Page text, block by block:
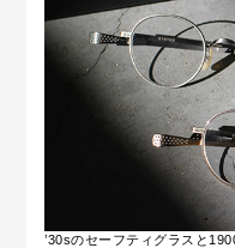
’30sのセーフティグラスと